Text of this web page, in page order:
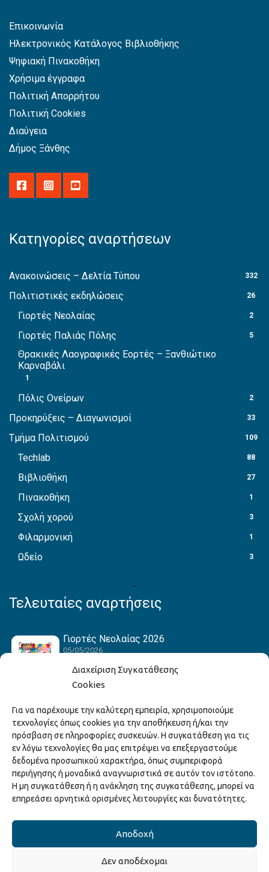
Διαχείριση Συγκατάθεσης
Cookies
Για να παρέχουμε την καλύτερη εμπειρία, χρησιμοποιούμε
τεχνολογίες όπως cookies για την αποθήκευση ή/και την
πρόσβαση σε πληροφορίες συσκευών. Η συγκατάθεση για τις
εν λόγω τεχνολογίες θα μας επιτρέψει να επεξεργαστούμε
δεδομένα προσωπικού χαρακτήρα, όπως συμπεριφορά
περιήγησης ή μοναδικά αναγνωριστικά σε αυτόν τον ιστότοπο.
Η μη συγκατάθεση ή η ανάκληση της συγκατάθεσης, μπορεί να
επηρεάσει αρνητικά ορισμένες λειτουργίες και δυνατότητες.
Αποδοχή
Δεν αποδέχομαι
Επικοινωνία
Ηλεκτρονικός Κατάλογος Βιβλιοθήκης
Ψηφιακή Πινακοθήκη
Χρήσιμα έγγραφα
Πολιτική Απορρήτου
Πολιτική Cookies
Διαύγεια
Δήμος Ξάνθης
Κατηγορίες αναρτήσεων
Ανακοινώσεις – Δελτία Τύπου 332
Πολιτιστικές εκδηλώσεις 26
Γιορτές Νεολαίας 2
Γιορτές Παλιάς Πόλης 5
Θρακικές Λαογραφικές Εορτές – Ξανθιώτικο
Καρναβάλι
1
Πόλις Ονείρων 2
Προκηρύξεις – Διαγωνισμοί 33
Τμήμα Πολιτισμού 109
Techlab 88
Βιβλιοθήκη 27
Πινακοθήκη 1
Σχολή χορού 3
Φιλαρμονική 1
Ωδείο 3
Τελευταίες αναρτήσεις
Γιορτές Νεολαίας 2026
05/05/2026
Hack the Match: Γνωρίζοντας τα Αμερικανικά
Αθλήματα! Δημιουργώντας το Δικό σου
Game Story!
22/04/2026
Ξάνθη – Πόλις Ονείρων Μουσικών Σχολείων
2026
15/04/2026